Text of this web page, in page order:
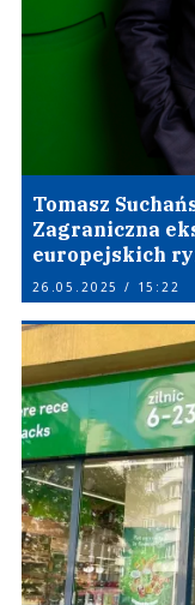
Tomasz
Zagraniczna
europejskich
26.05.2025 / 15:22